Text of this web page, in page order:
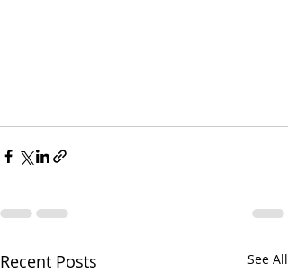
Recent Posts See All